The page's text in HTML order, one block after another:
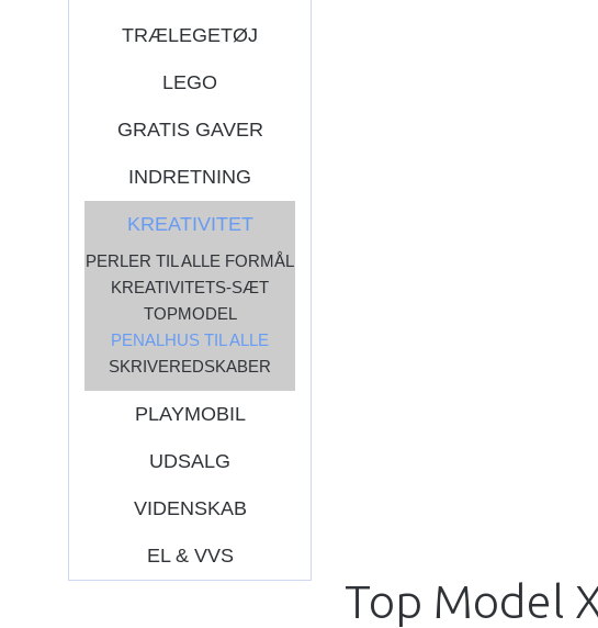
TRÆLEGETØJ
LEGO
GRATIS GAVER
INDRETNING
KREATIVITET
PERLER TIL ALLE FORMÅL
KREATIVITETS-SÆT
TOPMODEL
PENALHUS TIL ALLE
SKRIVEREDSKABER
PLAYMOBIL
UDSALG
VIDENSKAB
EL & VVS
Top Model